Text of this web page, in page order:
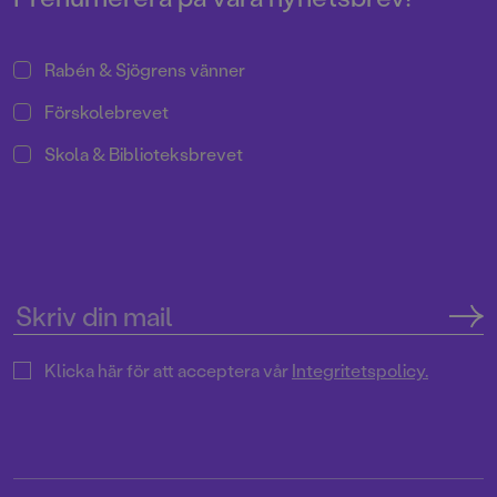
Rabén & Sjögrens vänner
Förskolebrevet
Skola & Biblioteksbrevet
Klicka här för att acceptera vårIntegritetspolicy.